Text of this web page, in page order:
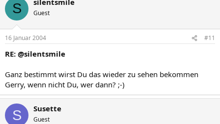
S Guest
16 Januar 2004 #11
RE: @silentsmile
Ganz bestimmt wirst Du das wieder zu sehen bekommen
Gerry, wenn nicht Du, wer dann? ;-)
S Susette
Guest